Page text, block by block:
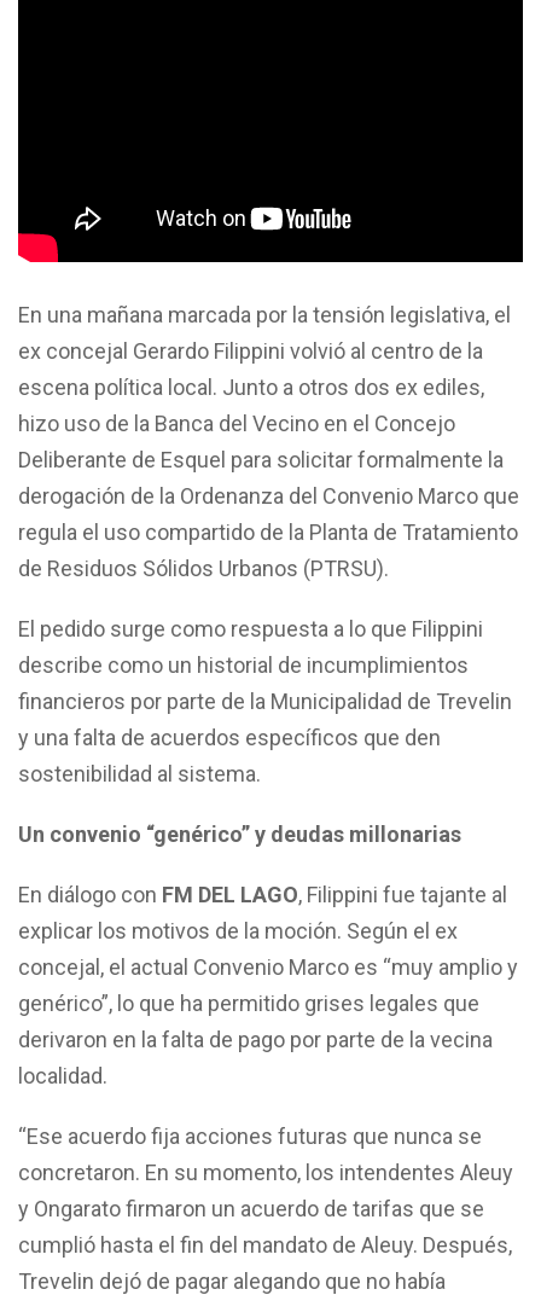
En una mañana marcada por la tensión legislativa, el
ex concejal Gerardo Filippini volvió al centro de la
escena política local. Junto a otros dos ex ediles,
hizo uso de la Banca del Vecino en el Concejo
Deliberante de Esquel para solicitar formalmente la
derogación de la Ordenanza del Convenio Marco que
regula el uso compartido de la Planta de Tratamiento
de Residuos Sólidos Urbanos (PTRSU).
El pedido surge como respuesta a lo que Filippini
describe como un historial de incumplimientos
financieros por parte de la Municipalidad de Trevelin
y una falta de acuerdos específicos que den
sostenibilidad al sistema.
Un convenio “genérico” y deudas millonarias
En diálogo con FM DEL LAGO, Filippini fue tajante al
explicar los motivos de la moción. Según el ex
concejal, el actual Convenio Marco es “muy amplio y
genérico”, lo que ha permitido grises legales que
derivaron en la falta de pago por parte de la vecina
localidad.
“Ese acuerdo fija acciones futuras que nunca se
concretaron. En su momento, los intendentes Aleuy
y Ongarato firmaron un acuerdo de tarifas que se
cumplió hasta el fin del mandato de Aleuy. Después,
Trevelin dejó de pagar alegando que no había